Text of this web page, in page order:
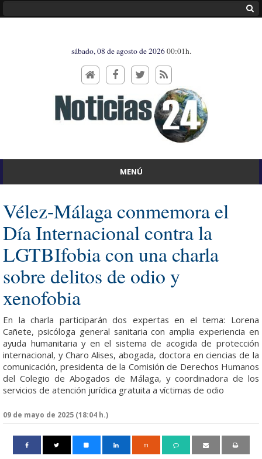
sábado, 08 de agosto de 202600:01h.
MENÚ
Vélez-Málaga conmemora el
Día Internacional contra la
LGTBIfobia con una charla
sobre delitos de odio y
xenofobia
En la charla participarán dos expertas en el tema: Lorena
Cañete, psicóloga general sanitaria con amplia experiencia en
ayuda humanitaria y en el sistema de acogida de protección
internacional, y Charo Alises, abogada, doctora en ciencias de la
comunicación, presidenta de la Comisión de Derechos Humanos
del Colegio de Abogados de Málaga, y coordinadora de los
servicios de atención jurídica gratuita a víctimas de odio
09 de mayo de 2025 (18:04 h.)
m